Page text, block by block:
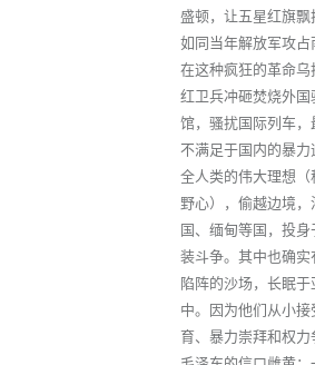
盛顿，让五星红旗飘
如同当年解放军攻
在这种疯狂的革命乌
红卫兵冲砸焚烧外
馆，骚扰国际列车
不满足于国内的暴
全人类的伟大理想
野心），偷越边境
国、缅甸等国，投
装斗争。其中也确
陷阵的沙场，长眠
中。因为他们从小
育、暴力崇拜和权